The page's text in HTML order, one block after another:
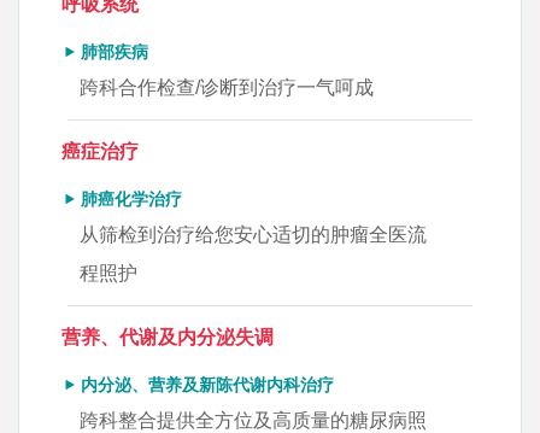
呼吸系统
肺部疾病
跨科合作检查/诊断到治疗一气呵成
癌症治疗
肺癌化学治疗
从筛检到治疗给您安心适切的肿瘤全医流
程照护
营养、代谢及内分泌失调
内分泌、营养及新陈代谢内科治疗
跨科整合提供全方位及高质量的糖尿病照